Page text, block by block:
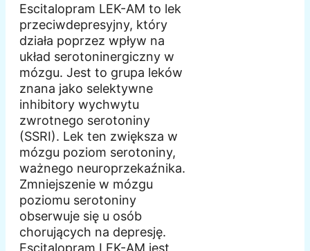
Escitalopram LEK-AM to lek
przeciwdepresyjny, który
działa poprzez wpływ na
układ serotoninergiczny w
mózgu. Jest to grupa leków
znana jako selektywne
inhibitory wychwytu
zwrotnego serotoniny
(SSRI). Lek ten zwiększa w
mózgu poziom serotoniny,
ważnego neuroprzekaźnika.
Zmniejszenie w mózgu
poziomu serotoniny
obserwuje się u osób
chorujących na depresję.
Escitalopram LEK-AM jest